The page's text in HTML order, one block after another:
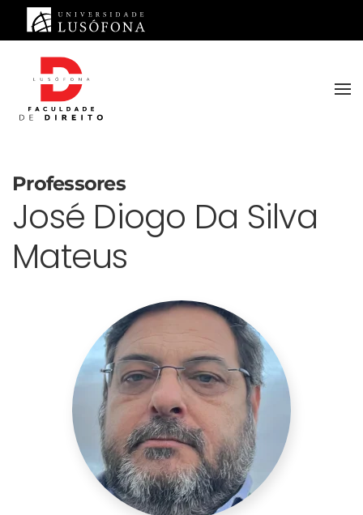
Saltar para o conteúdo principal
Professores
José Diogo Da Silva
Mateus